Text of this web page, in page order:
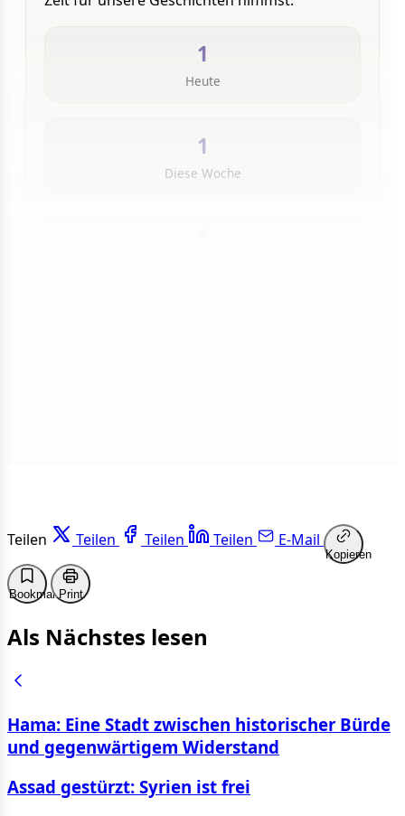
1
Heute
1
Diese Woche
Teilen Teilen Teilen Teilen E-Mail
Kopieren
BookmarkPrint
Als Nächstes lesen
Hama: Eine Stadt zwischen historischer Bürde
und gegenwärtigem Widerstand
Assad gestürzt: Syrien ist frei